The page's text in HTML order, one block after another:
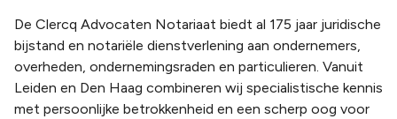
De Clercq Advocaten Notariaat biedt al 175 jaar juridische
bijstand en notariële dienstverlening aan ondernemers,
overheden, ondernemingsraden en particulieren. Vanuit
Leiden en Den Haag combineren wij specialistische kennis
met persoonlijke betrokkenheid en een scherp oog voor